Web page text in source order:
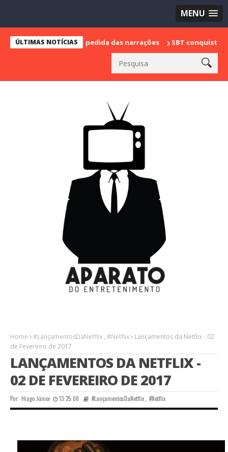
MENU
ÚLTIMAS NOTÍCIAS
sua despedida das narrações SBT conquista a vice
Home #LançamentosDaNetflix , #Netflix
Lançamentos da Netflix - 02
de Fevereiro de 2017
LANÇAMENTOS DA NETFLIX -
02 DE FEVEREIRO DE 2017
Por: Hiago Júnior 13:25:00 #LançamentosDaNetflix ,#Netflix